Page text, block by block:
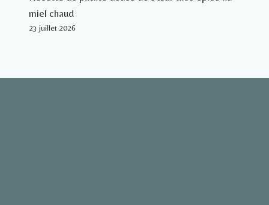
miel chaud
23 juillet 2026